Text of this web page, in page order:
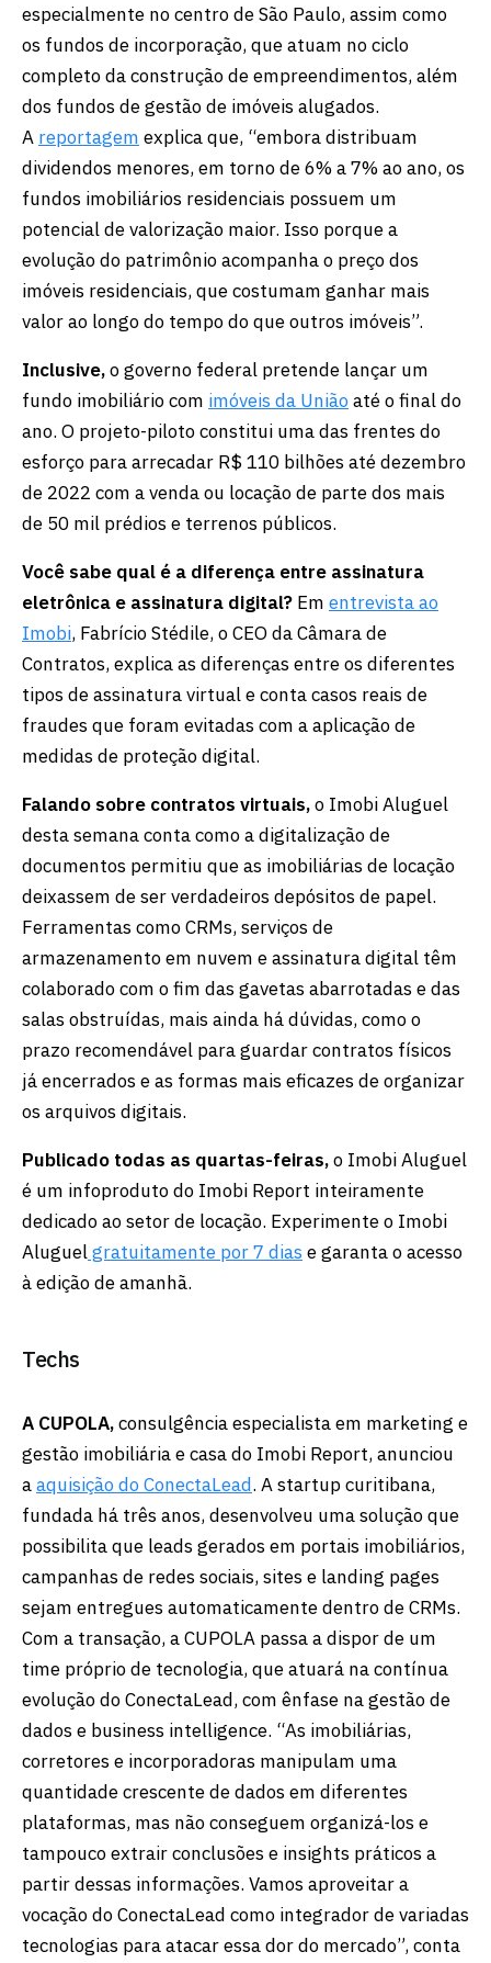
especialmente no centro de São Paulo, assim como
os fundos de incorporação, que atuam no ciclo
completo da construção de empreendimentos, além
dos fundos de gestão de imóveis alugados.
A reportagem explica que, “embora distribuam
dividendos menores, em torno de 6% a 7% ao ano, os
fundos imobiliários residenciais possuem um
potencial de valorização maior. Isso porque a
evolução do patrimônio acompanha o preço dos
imóveis residenciais, que costumam ganhar mais
valor ao longo do tempo do que outros imóveis”.
Inclusive,o governo federal pretende lançar um
fundo imobiliário com imóveis da Uniãoaté o final do
ano. O projeto-piloto constitui uma das frentes do
esforço para arrecadar R$ 110 bilhões até dezembro
de 2022 com a venda ou locação de parte dos mais
de 50 mil prédios e terrenos públicos.
Você sabe qual é a diferença entre assinatura
eletrônica e assinatura digital? Em entrevista ao
Imobi, Fabrício Stédile, o CEO da Câmara de
Contratos, explica as diferenças entre os diferentes
tipos de assinatura virtual e conta casos reais de
fraudes que foram evitadas com a aplicação de
medidas de proteção digital.
Falando sobre contratos virtuais,o Imobi Aluguel
desta semana conta como a digitalização de
documentos permitiu que as imobiliárias de locação
deixassem de ser verdadeiros depósitos de papel.
Ferramentas como CRMs, serviços de
armazenamento em nuvem e assinatura digital têm
colaborado com o fim das gavetas abarrotadas e das
salas obstruídas, mais ainda há dúvidas, como o
prazo recomendável para guardar contratos físicos
já encerrados e as formas mais eficazes de organizar
os arquivos digitais.
Publicado todas as quartas-feiras,o Imobi Aluguel
é um infoproduto do Imobi Report inteiramente
dedicado ao setor de locação. Experimente o Imobi
Aluguelgratuitamente por 7 dias e garanta o acesso
à edição de amanhã.
Techs
A CUPOLA,consulgência especialista em marketing e
gestão imobiliária e casa do Imobi Report, anunciou
aaquisição do ConectaLead. A startup curitibana,
fundada há três anos, desenvolveu uma solução que
possibilita que leads gerados em portais imobiliários,
campanhas de redes sociais, sites e landing pages
sejam entregues automaticamente dentro de CRMs.
Com a transação, a CUPOLA passa a dispor de um
time próprio de tecnologia, que atuará na contínua
evolução do ConectaLead, com ênfase na gestão de
dados e business intelligence. “As imobiliárias,
corretores e incorporadoras manipulam uma
quantidade crescente de dados em diferentes
plataformas, mas não conseguem organizá-los e
tampouco extrair conclusões e insights práticos a
partir dessas informações. Vamos aproveitar a
vocação do ConectaLead como integrador de variadas
tecnologias para atacar essa dor do mercado”, conta